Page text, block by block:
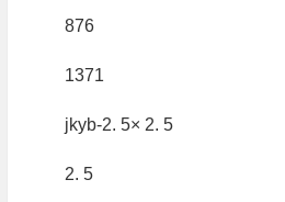
876
1371
jkyb-2. 5× 2. 5
2. 5